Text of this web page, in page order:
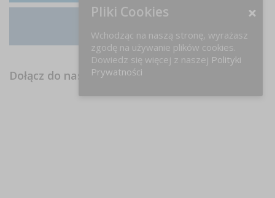
Instagram
Dołącz do nas na FB!
Pliki Cookies
Wchodząc na naszą stronę, wyrażasz
zgodę na używanie plików cookies.
Dowiedz się więcej z naszej Polityki
Prywatności